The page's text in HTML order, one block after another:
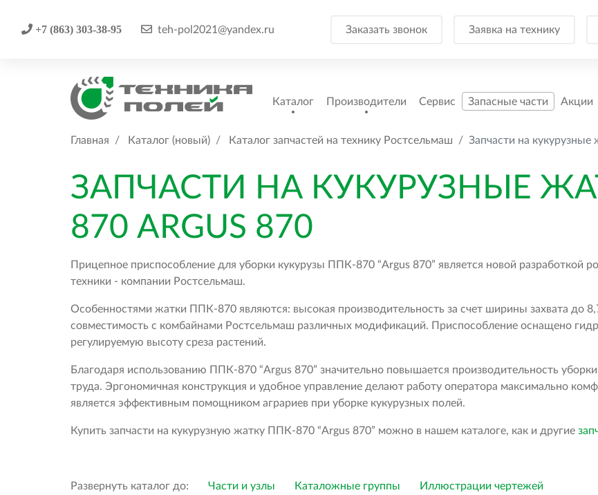
+7 (863) 303-38-95 teh-pol2021@yandex.ru Заказать звонок Заявка на технику
Каталог Производители Сервис Запасные части Акции
Главная Каталог (новый) Каталог запчастей на технику Ростсельмаш Запчасти на
ЗАПЧАСТИ НА КУКУРУЗНЫЕ
870 ARGUS 870
Прицепное приспособление для уборки кукурузы ППК-870 “Argus 870” является новой разработкой
техники - компании Ростсельмаш.
Особенностями жатки ППК-870 являются: высокая производительность за счет ширины захвата до
совместимость с комбайнами Ростсельмаш различных модификаций. Приспособление оснащено
регулируемую высоту среза растений.
Благодаря использованию ППК-870 “Argus 870” значительно повышается производительность
труда. Эргономичная конструкция и удобное управление делают работу оператора максимально
является эффективным помощником аграриев при уборке кукурузных полей.
Купить запчасти на кукурузную жатку ППК-870 “Argus 870” можно в нашем каталоге, как и другие
Развернуть каталог до: Части и узлы Каталожные группы Иллюстрации чертежей